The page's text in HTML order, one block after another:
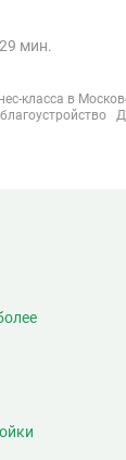
29 мин.
класса в